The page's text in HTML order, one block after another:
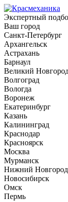
Экспертный
Ваш город
Санкт-Петербург
Архангельск
Астрахань
Барнаул
Великий
Волгоград
Вологда
Воронеж
Екатеринбург
Казань
Калининград
Краснодар
Красноярск
Москва
Мурманск
Нижний Новгород
Новосибирск
Омск
Пермь